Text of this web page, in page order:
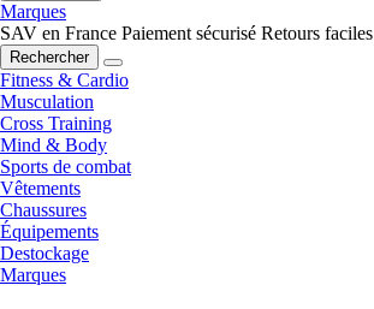
Marques
SAV en France Paiement sécurisé Retours faciles
Rechercher
Fitness & Cardio
Musculation
Cross Training
Mind & Body
Sports de combat
Vêtements
Chaussures
Équipements
Destockage
Marques